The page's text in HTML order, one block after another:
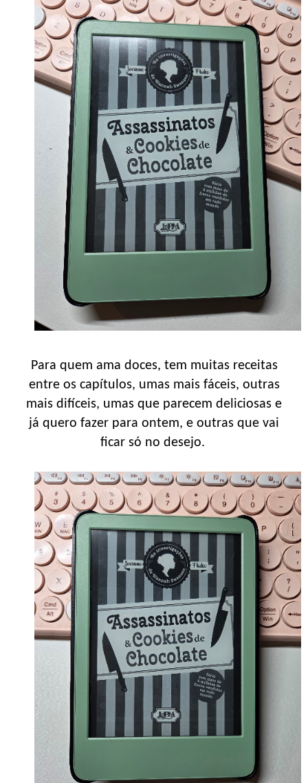
Para quem ama doces, tem muitas receitas
entre os capítulos, umas mais fáceis, outras
mais difíceis, umas que parecem deliciosas e
já quero fazer para ontem, e outras que vai
ficar só no desejo.